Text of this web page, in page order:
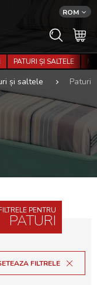
ROM
PATURI ȘI SALTELE
și saltele Paturi
PENTRU
PATURI
FILTRELE